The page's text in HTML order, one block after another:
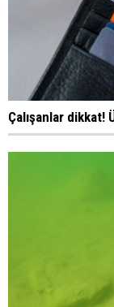
Çalışanlar dikkat!